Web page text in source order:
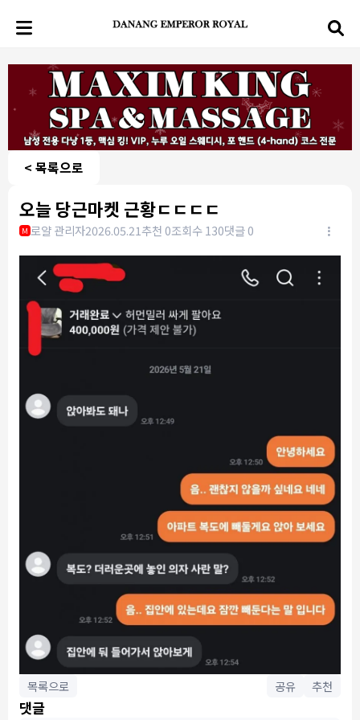
< 목록으로
오늘 당근마켓 근황ㄷㄷㄷㄷ
M 로얄 관리자2026.05.21추천 0조회수 130댓글 0
목록으로 공유 추천
댓글